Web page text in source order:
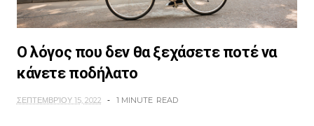
Ο λόγος που δεν θα ξεχάσετε ποτέ να
κάνετε ποδήλατο
ΣΕΠΤΕΜΒΡΊΟΥ 15, 2022 1 MINUTE READ